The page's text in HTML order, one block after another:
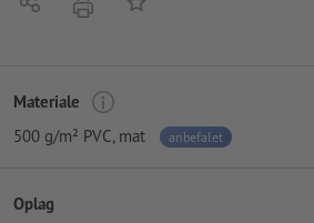
tryk
Materiale
500 g/m² PVC, mat
anbefalet
Oplag